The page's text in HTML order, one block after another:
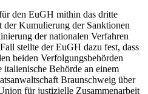
den EuGH mithin das dritte
Kumulierung der Sanktionen
der nationalen Verfahren
stellte der EuGH dazu fest, dass
beiden Verfolgungsbehörden
italienische Behörde an einem
Braunschweig über
für justizielle Zusammenarbeit